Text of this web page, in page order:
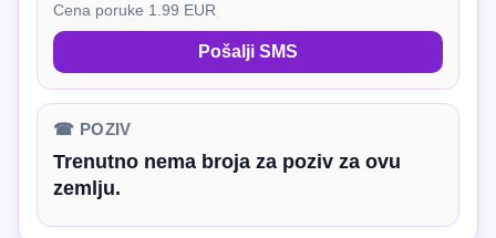
Cena poruke 1.99 EUR
Pošalji SMS
☎ POZIV
Trenutno nema broja za poziv za ovu
zemlju.